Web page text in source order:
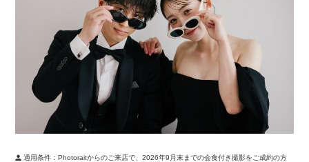
適用条件： Photoraitからのご来店で、2026年9月末までの会食付き撮影をご成約の方